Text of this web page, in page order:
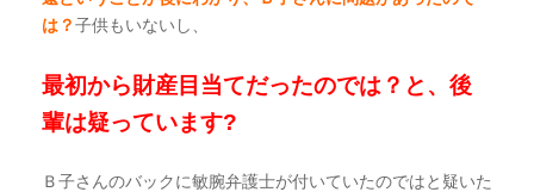
は？子供もいないし、
最初から財産目当てだったのでは？と、後
輩は疑っています?
Ｂ子さんのバックに敏腕弁護士が付いていたのではと疑いた